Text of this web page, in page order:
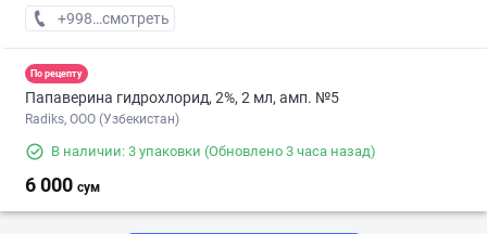
+998 (90) XXX-XX-XX
смотреть
По рецепту
Папаверина гидрохлорид, 2%, 2 мл, амп. №5
Radiks, ООО (Узбекистан)
В наличии: 3 упаковки (Обновлено 3 часа назад)
6 000 сум